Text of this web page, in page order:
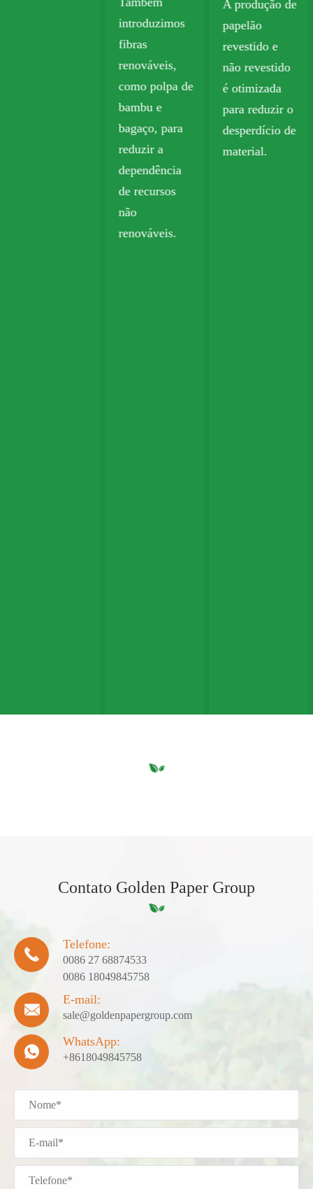
A produção de
papelão
revestido e
não revestido
é otimizada
para reduzir o
desperdício de
material.
biodegradável
é amplamente
utilizado em
embalagens
para viagem,
mercearia e
varejo.
Contato Golden Paper Group

Telefone:
0086 27 68874533
0086 18049845758

E-mail:
sale@goldenpapergroup.com

WhatsApp:
+8618049845758